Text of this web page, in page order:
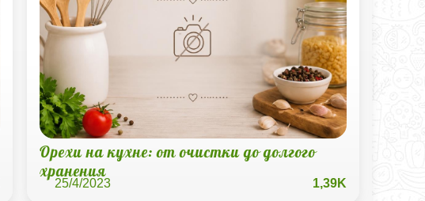
Орехи на кухне: от очистки до долгого
хранения
25/4/2023 1,39K